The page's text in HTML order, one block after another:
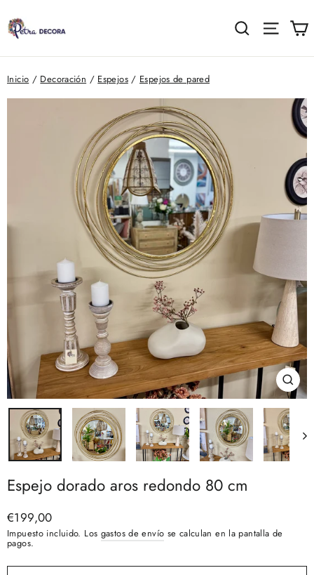
directamente
contenido
Buscar
Inicio / Decoración / Espejos / Espejos de pared
(esc)
Espejo dorado aros redondo 80 cm
Precio
habitual
€199,00
Impuesto incluido. Los gastos de envío se calculan en la pantalla de
pagos.